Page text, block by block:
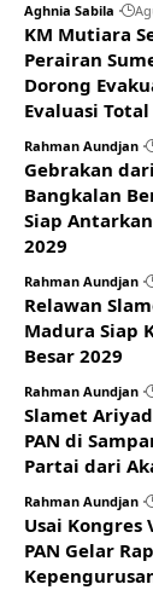
Aghnia Sabila
KM Mutiara
Perairan
Dorong
Evaluasi
Rahman Aundjan
Gebrakan
Bangkalan
Siap
2029
Rahman Aundjan
Relawan
Madura Siap
Besar 2029
Rahman Aundjan
Slamet
PAN di
Partai dari
Rahman Aundjan
Usai Kongres
PAN Gelar